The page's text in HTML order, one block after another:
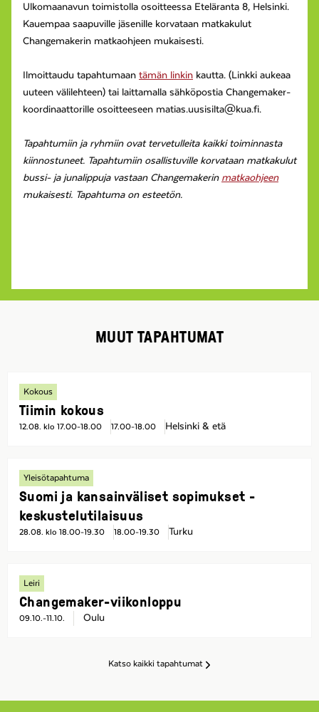
Ulkomaanavun toimistolla osoitteessa Eteläranta 8, Helsinki.
Kauempaa saapuville jäsenille korvataan matkakulut
Changemakerin matkaohjeen mukaisesti.
Ilmoittaudu tapahtumaan tämän linkin kautta. (Linkki aukeaa
uuteen välilehteen) tai laittamalla sähköpostia Changemaker-
koordinaattorille osoitteeseen matias.uusisilta@kua.fi.
Tapahtumiin ja ryhmiin ovat tervetulleita kaikki toiminnasta
kiinnostuneet. Tapahtumiin osallistuville korvataan matkakulut
bussi- ja junalippuja vastaan Changemakerin matkaohjeen
mukaisesti. Tapahtuma on esteetön.
MUUT TAPAHTUMAT
Kokous
Tiimin kokous
12.08. klo 17.00-18.00 17.00-18.00 Helsinki & etä
Yleisötapahtuma
Suomi ja kansainväliset sopimukset -
keskustelutilaisuus
28.08. klo 18.00-19.30 18.00-19.30 Turku
Leiri
Changemaker-viikonloppu
09.10.-11.10. Oulu
Katso kaikki tapahtumat